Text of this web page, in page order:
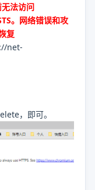
法访问
。网络错误和攻
复
net-
，即可。